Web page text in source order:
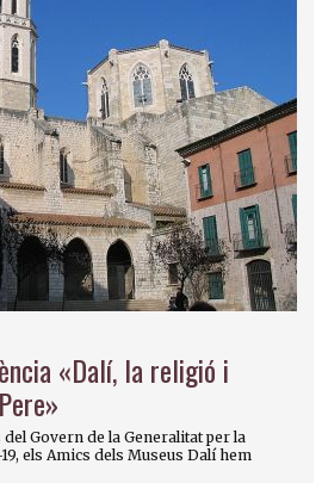
«Dalí, la religió i
Govern de la Generalitat per la
els Amics dels Museus Dalí hem